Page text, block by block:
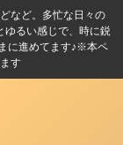
など。多忙な日々の
ゆるい感じで、時に鋭
に進めてます♪※本ペ
す